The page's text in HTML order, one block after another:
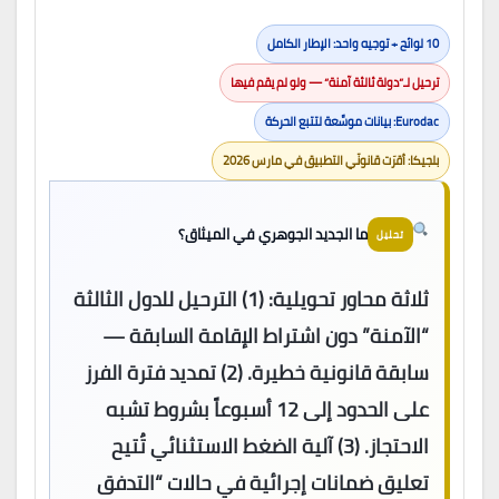
10 لوائح + توجيه واحد: الإطار الكامل
ترحيل لـ”دولة ثالثة آمنة” — ولو لم يقم فيها
Eurodac: بيانات موسَّعة لتتبع الحركة
بلجيكا: أقرّت قانونَي التطبيق في مارس 2026
تحليل ما الجديد الجوهري في الميثاق؟
ثلاثة محاور تحويلية: (1) الترحيل للدول الثالثة
“الآمنة” دون اشتراط الإقامة السابقة —
سابقة قانونية خطيرة. (2) تمديد فترة الفرز
على الحدود إلى 12 أسبوعاً بشروط تشبه
الاحتجاز. (3) آلية الضغط الاستثنائي تُتيح
تعليق ضمانات إجرائية في حالات “التدفق